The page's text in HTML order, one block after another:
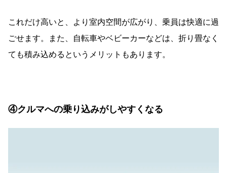
これだけ高いと、より室内空間が広がり、乗員は快適に過
ごせます。また、自転車やベビーカーなどは、折り畳なく
ても積み込めるというメリットもあります。
④クルマへの乗り込みがしやすくなる